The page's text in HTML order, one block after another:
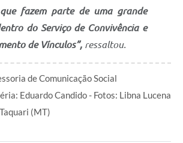
fazem parte de uma grande
do Serviço de Convivência e
de Vínculos”, ressaltou.
de Comunicação Social
Eduardo Candido - Fotos: Libna Lucena
(MT)